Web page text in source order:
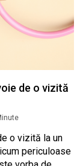
de o vizită
o vizită la un
periculoase